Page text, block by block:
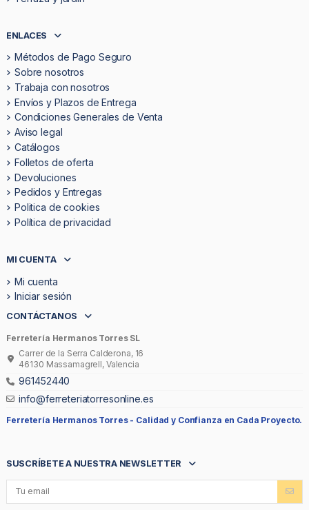
ENLACES
Métodos de Pago Seguro
Sobre nosotros
Trabaja con nosotros
Envíos y Plazos de Entrega
Condiciones Generales de Venta
Aviso legal
Catálogos
Folletos de oferta
Devoluciones
Pedidos y Entregas
Politica de cookies
Política de privacidad
MI CUENTA
Mi cuenta
Iniciar sesión
CONTÁCTANOS
Ferretería Hermanos Torres SL
Carrer de la Serra Calderona, 16
46130 Massamagrell, Valencia
961452440
info@ferreteriatorresonline.es
Ferretería Hermanos Torres - Calidad y Confianza en Cada Proyecto.
SUSCRÍBETE A NUESTRA NEWSLETTER